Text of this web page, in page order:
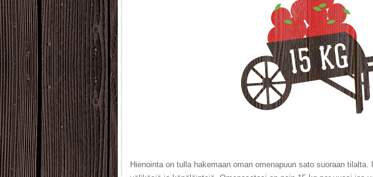
Hienointa on tulla hakemaan oman omenapuun sato suoraan tilalta.